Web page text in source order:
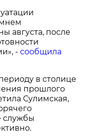
августа, после
-сообщила
в столице
прошлого
Сулимская,
службы